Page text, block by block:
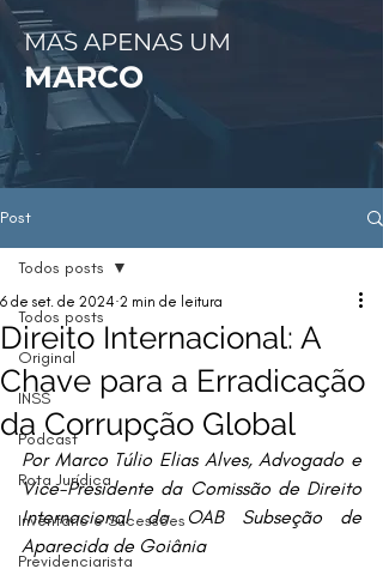
MAS APENAS UM
MARCO
Post
Todos posts
Original
INSS
Podcast
Rota Jurídica
Inventário e Sucessões
Previdenciarista
Todos posts
Direito Internacional: A
Chave para a Erradicação
da Corrupção Global
6 de set. de 2024 2 min de leitura
Por Marco Túlio Elias Alves, Advogado e
Vice-Presidente da Comissão de Direito
Internacional da OAB Subseção de
Aparecida de Goiânia